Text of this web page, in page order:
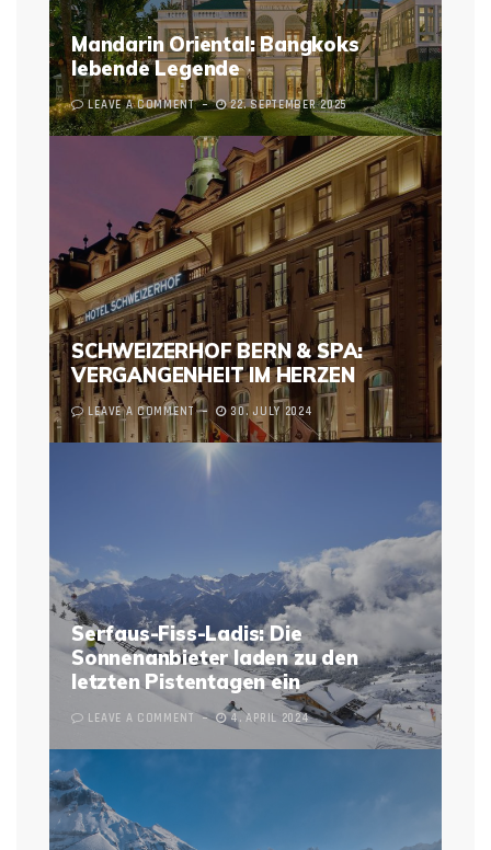
Mandarin Oriental: Bangkoks
lebende Legende
LEAVE A COMMENT 22. SEPTEMBER 2025
SCHWEIZERHOF BERN & SPA:
VERGANGENHEIT IM HERZEN
LEAVE A COMMENT 30. JULY 2024
Serfaus-Fiss-Ladis: Die
Sonnenanbieter laden zu den
letzten Pistentagen ein
LEAVE A COMMENT 4. APRIL 2024